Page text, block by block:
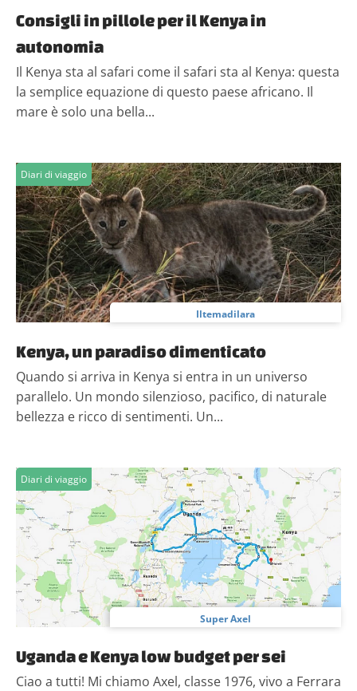
Consigli in pillole per il Kenya in
autonomia
Il Kenya sta al safari come il safari sta al Kenya: questa
la semplice equazione di questo paese africano. Il
mare è solo una bella...
Diari di viaggio
Iltemadilara
Kenya, un paradiso dimenticato
Quando si arriva in Kenya si entra in un universo
parallelo. Un mondo silenzioso, pacifico, di naturale
bellezza e ricco di sentimenti. Un...
Diari di viaggio
Super Axel
Uganda e Kenya low budget per sei
Ciao a tutti! Mi chiamo Axel, classe 1976, vivo a Ferrara